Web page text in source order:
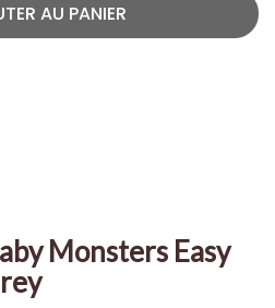
AU PANIER
Monsters Easy